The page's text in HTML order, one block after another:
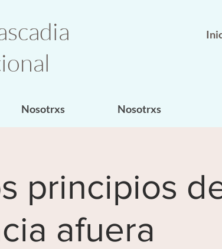
Nosotrxs Nosotrxs
principios
afuera